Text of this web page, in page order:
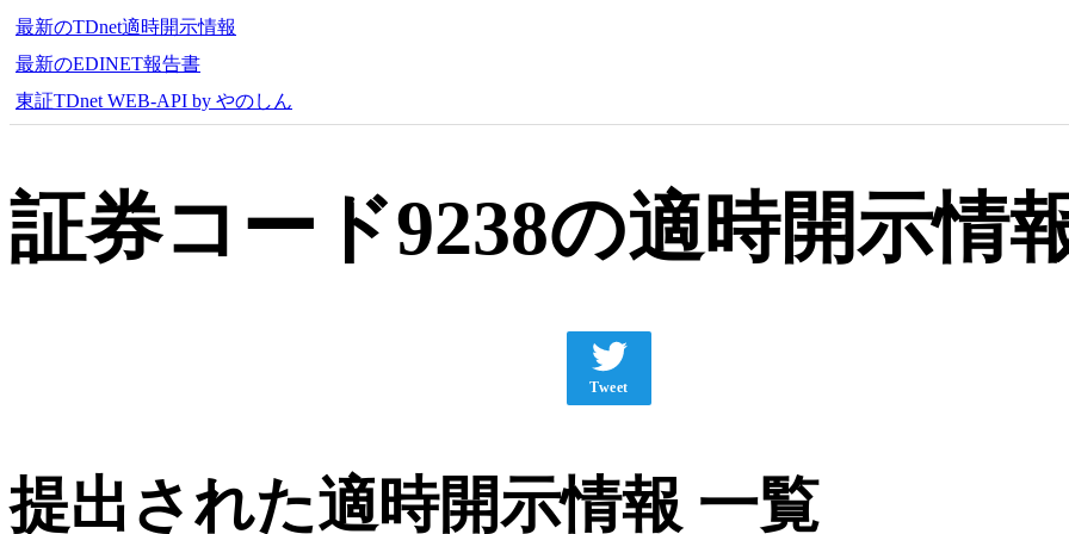
最新のTDnet適時開示情報
最新のEDINET報告書
東証TDnet WEB-API by やのしん
証券コード9238の適時開示情
Tweet
提出された適時開示情報 一覧